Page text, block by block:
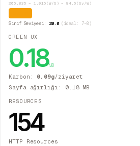
206.835 − 1.015(W/S) − 84.6(Sy/W)
Sınıf Seviyesi: 20.0(ideal: 7–8)
GREEN UX
0.18MB
Karbon: 0.09g/ziyaret
Sayfa ağırlığı: 0.18MB
RESOURCES
154
HTTP Resources